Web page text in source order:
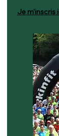
Je m'inscris